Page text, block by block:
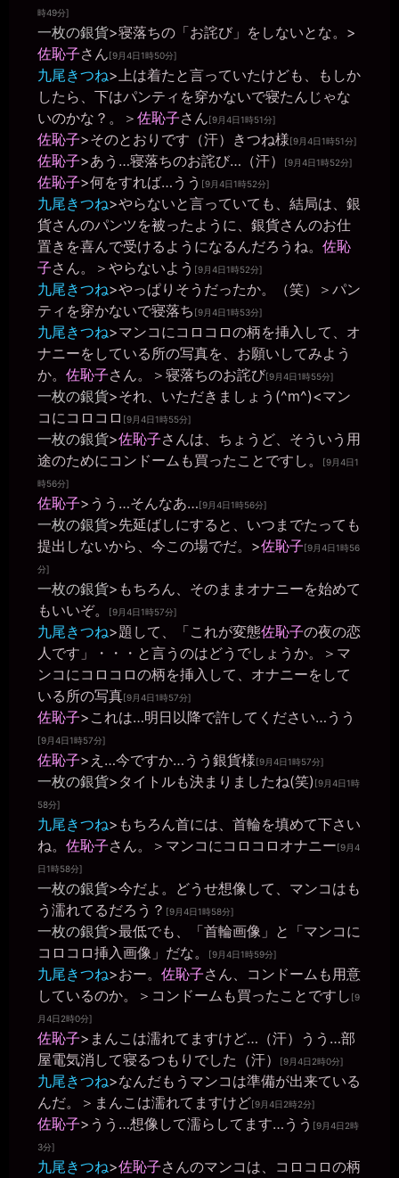
時49分]
一枚の銀貨>寝落ちの「お詫び」をしないとな。>
佐恥子さん[9月4日1時50分]
九尾きつね>上は着たと言っていたけども、もしか
したら、下はパンティを穿かないで寝たんじゃな
いのかな？。＞ 佐恥子さん[9月4日1時51分]
佐恥子>そのとおりです（汗）きつね様[9月4日1時51分]
佐恥子>あう…寝落ちのお詫び…（汗） [9月4日1時52分]
佐恥子>何をすれば…うう [9月4日1時52分]
九尾きつね>やらないと言っていても、結局は、銀
貨さんのパンツを被ったように、銀貨さんのお仕
置きを喜んで受けるようになるんだろうね。 佐恥
子さん。＞やらないよう [9月4日1時52分]
九尾きつね>やっぱりそうだったか。（笑）＞パン
ティを穿かないで寝落ち [9月4日1時53分]
九尾きつね>マンコにコロコロの柄を挿入して、オ
ナニーをしている所の写真を、お願いしてみよう
か。 佐恥子さん。＞寝落ちのお詫び[9月4日1時55分]
一枚の銀貨>それ、いただきましょう(^m^)<マン
コにコロコロ [9月4日1時55分]
一枚の銀貨>佐恥子さんは、ちょうど、そういう用
途のためにコンドームも買ったことですし。
[9月4日1
時56分]
佐恥子>うう…そんなあ…[9月4日1時56分]
一枚の銀貨>先延ばしにすると、いつまでたっても
提出しないから、今この場でだ。>佐恥子[9月4日1時56
分]
一枚の銀貨>もちろん、そのままオナニーを始めて
もいいぞ。
[9月4日1時57分]
九尾きつね>題して、「これが変態佐恥子の夜の恋
人です」・・・と言うのはどうでしょうか。＞マ
ンコにコロコロの柄を挿入して、オナニーをして
いる所の写真[9月4日1時57分]
佐恥子>これは…明日以降で許してください…うう
[9月4日1時57分]
佐恥子>え…今ですか…うう銀貨様[9月4日1時57分]
一枚の銀貨>タイトルも決まりましたね(笑) [9月4日1時
58分]
九尾きつね>もちろん首には、首輪を填めて下さい
ね。 佐恥子さん。＞マンコにコロコロオナニー[9月4
日1時58分]
一枚の銀貨>今だよ。どうせ想像して、マンコはも
う濡れてるだろう？ [9月4日1時58分]
一枚の銀貨>最低でも、「首輪画像」と「マンコに
コロコロ挿入画像」だな。
[9月4日1時59分]
九尾きつね>おー。 佐恥子さん、コンドームも用意
しているのか。＞コンドームも買ったことですし [9
月4日2時0分]
佐恥子>まんこは濡れてますけど…（汗）うう…部
屋電気消して寝るつもりでした（汗）
[9月4日2時0分]
九尾きつね>なんだもうマンコは準備が出来ている
んだ。＞まんこは濡れてますけど[9月4日2時2分]
佐恥子>うう…想像して濡らしてます…うう [9月4日2時
3分]
九尾きつね>佐恥子さんのマンコは、コロコロの柄
きちくくん
2026年6月25日 - 20:41
三度の飯ｗｗｗ
miiki0119
2026年6月25日 - 20:42
うう。。オナニーの回数が。。
きちくくん
2026年6月25日 - 20:43
なんでオナニーばかりするの？
miiki0119
2026年6月25日 - 20:43
うう。。がまんできなくて。。
きちくくん
2026年6月25日 - 20:43
何が？
miiki0119
2026年6月25日 - 20:44
オナニー。。です。。
一枚の銀貨
2026年6月25日 - 20:44
今も発情してる訳だ(￣▽￣)
きちくくん
2026年6月25日 - 20:44
くずまんこですね 本当に
きちくくん
2026年6月25日 - 20:45
いつもより回数少なくない？
miiki0119
2026年6月25日 - 20:45
ああ。。申し訳ありません。。今も全裸で椅子に貼ったディルド入
れてチャットしています。。
miiki0119
2026年6月25日 - 20:45
あうう。。くずまんこ。。
きちくくん
2026年6月25日 - 20:46
マン汁で黒くなってそう ディルド
miiki0119
2026年6月25日 - 20:46
え? 少ない？
miiki0119
2026年6月25日 - 20:46
うう。。黒くはなってないです。。
きちくくん
2026年6月25日 - 20:47
匂いは？教えて
miiki0119
2026年6月25日 - 20:47
におい？ なんのですか？
きちくくん
2026年6月25日 - 20:48
ディルド
一枚の銀貨
2026年6月25日 - 20:48
オナニーしながらチャットなら、第２公民館に移りましょう。>all
一枚の銀貨
2026年6月25日 - 20:48
https://b-crystal.org/mote/chat/23442.html
miiki0119
2026年6月25日 - 20:48
はい。。
きちくくん
2026年6月25日 - 20:50
移動します